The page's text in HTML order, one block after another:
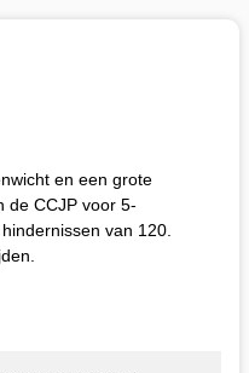
en een grote
de CCJP voor 5-
van 120.